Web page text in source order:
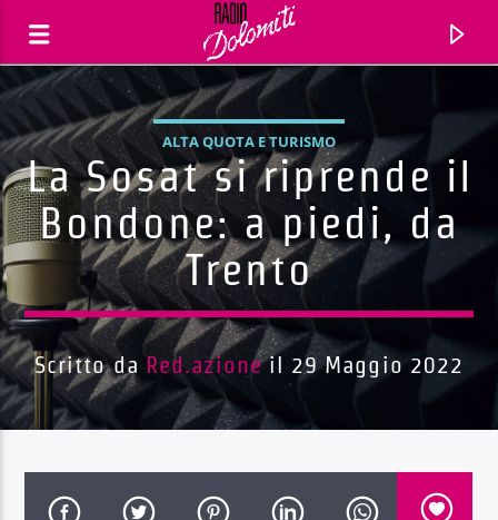
Traccia corrente
ALTA QUOTA E TURISMO
La Sosat si riprende il
Bondone: a piedi, da
Trento
Scritto da Red.azioneil 29 Maggio 2022